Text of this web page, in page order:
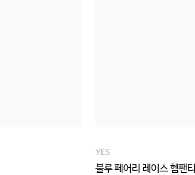
YES
블루 페어리 레이스 헴팬티